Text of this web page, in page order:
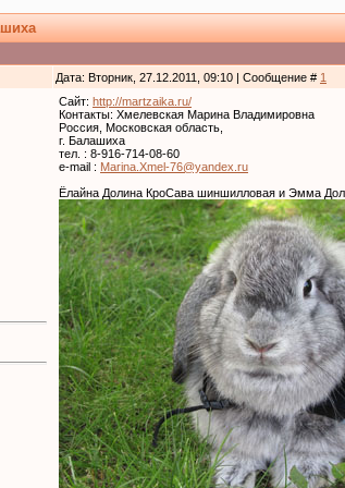
Дата: Вторник, 27.12.2011, 09:10 | Сообщение # 1
Сайт: http://martzaika.ru/
Контакты: Хмелевская Марина Владимировна
Россия, Московская область,
г. Балашиха
тел. : 8-916-714-08-60
e-mail : Marina.Xmel-76@yandex.ru
Ёлайна Долина КроСава шиншилловая и Эмма